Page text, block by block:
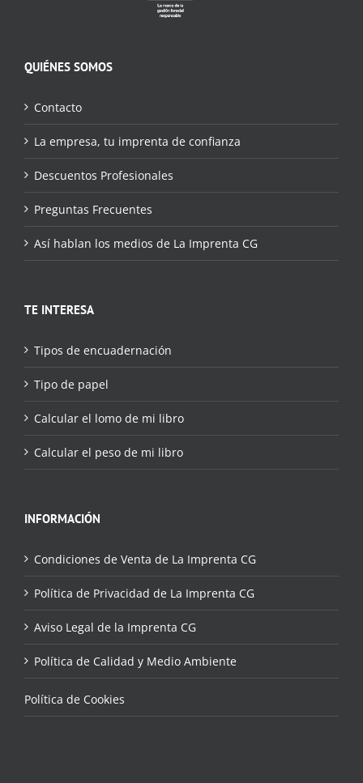
QUIÉNES SOMOS
Contacto
La empresa, tu imprenta de confianza
Descuentos Profesionales
Preguntas Frecuentes
Así hablan los medios de La Imprenta CG
TE INTERESA
Tipos de encuadernación
Tipo de papel
Calcular el lomo de mi libro
Calcular el peso de mi libro
INFORMACIÓN
Condiciones de Venta de La Imprenta CG
Política de Privacidad de La Imprenta CG
Aviso Legal de la Imprenta CG
Política de Calidad y Medio Ambiente
Política de Cookies